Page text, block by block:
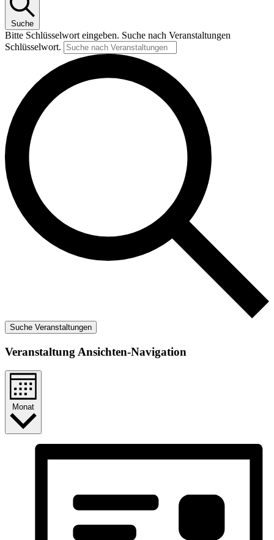
Suche
Bitte Schlüsselwort eingeben. Suche nach Veranstaltungen
Schlüsselwort.
Suche Veranstaltungen
Veranstaltung Ansichten-Navigation
Monat